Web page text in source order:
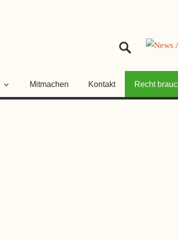
Mitmachen Kontakt Recht